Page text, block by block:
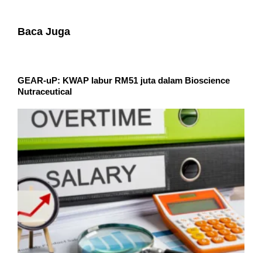
Baca Juga
GEAR-uP: KWAP labur RM51 juta dalam Bioscience
Nutraceutical